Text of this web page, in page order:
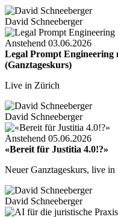
David Schneeberger
Anstehend 03.06.2026
Legal Prompt
(Ganztageskurs)
Live in Zürich
David Schneeberger
Anstehend 05.06.2026
«Bereit für Justitia 4.0!?»
Neuer Ganztageskurs, live
David Schneeberger